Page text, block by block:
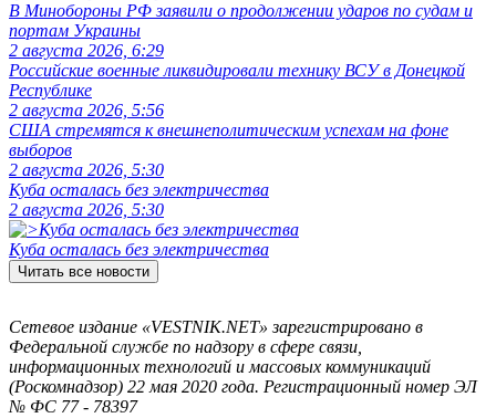
В Минобороны РФ заявили о продолжении ударов по судам и
портам Украины
2 августа 2026, 6:29
Российские военные ликвидировали технику ВСУ в Донецкой
Республике
2 августа 2026, 5:56
США стремятся к внешнеполитическим успехам на фоне
выборов
2 августа 2026, 5:30
Куба осталась без электричества
2 августа 2026, 5:30
Куба осталась без электричества
Читать все новости
Сетевое издание «VESTNIK.NET» зарегистрировано в
Федеральной службе по надзору в сфере связи,
информационных технологий и массовых коммуникаций
(Роскомнадзор) 22 мая 2020 года. Регистрационный номер ЭЛ
№ ФС 77 - 78397